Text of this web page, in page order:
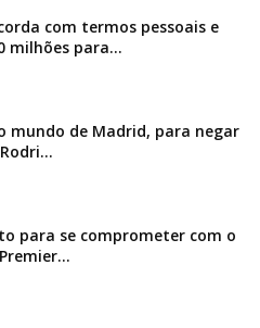
com termos pessoais e
milhões para...
mundo de Madrid, para negar
para se comprometer com o